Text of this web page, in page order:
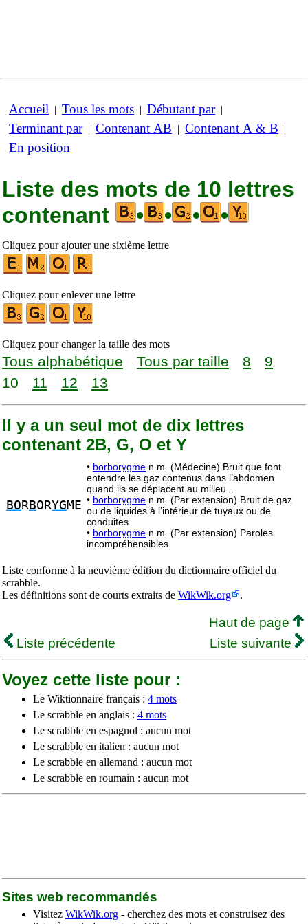
Accueil | Tous les mots | Débutant par|
Terminant par| Contenant AB | Contenant A & B |
En position
Liste des mots de 10 lettres
contenant
• • • •
Cliquez pour ajouter une sixième lettre
Cliquez pour enlever une lettre
Cliquez pour changer la taille des mots
Tous alphabétique Tous par taille 8
9
10
11 12 13
Il y a un seul mot de dix lettres
contenant 2B, G, O et Y
BO RBORYGME
• borborygme n.m. (Médecine) Bruit que font
entendre les gaz contenus dans l’abdomen
quand ils se déplacent au milieu…
• borborygme n.m. (Par extension) Bruit de gaz
ou de liquides à l’intérieur de tuyaux ou de
conduites.
• borborygme n.m. (Par extension) Paroles
incompréhensibles.
Liste conforme à la neuvième édition du dictionnaire officiel du
scrabble.
Les définitions sont de courts extraits de WikWik.org .
Haut de page
Liste précédente
Liste suivante
Voyez cette liste pour :
Le Wiktionnaire français : 4 mots
Le scrabble en anglais : 4 mots
Le scrabble en espagnol : aucun mot
Le scrabble en italien : aucun mot
Le scrabble en allemand : aucun mot
Le scrabble en roumain : aucun mot
Sites web recommandés
Visitez WikWik.org - cherchez des mots et construisez des